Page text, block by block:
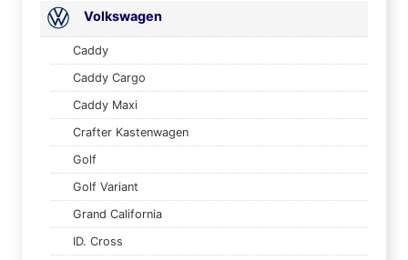
Volkswagen
Caddy
Caddy Cargo
Caddy Maxi
Crafter Kastenwagen
Golf
Golf Variant
Grand California
ID. Cross